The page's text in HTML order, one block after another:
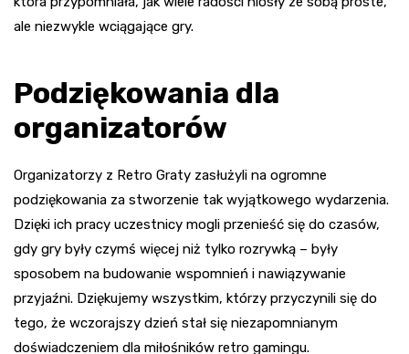
ale niezwykle wciągające gry.
Podziękowania dla
organizatorów
Organizatorzy z Retro Graty zasłużyli na ogromne
podziękowania za stworzenie tak wyjątkowego wydarzenia.
Dzięki ich pracy uczestnicy mogli przenieść się do czasów,
gdy gry były czymś więcej niż tylko rozrywką – były
sposobem na budowanie wspomnień i nawiązywanie
przyjaźni. Dziękujemy wszystkim, którzy przyczynili się do
tego, że wczorajszy dzień stał się niezapomnianym
doświadczeniem dla miłośników retro gamingu.